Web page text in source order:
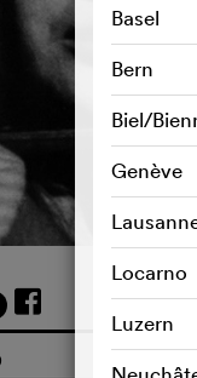
Basel
Bern
Biel/
Genève
Locarno
Luzern